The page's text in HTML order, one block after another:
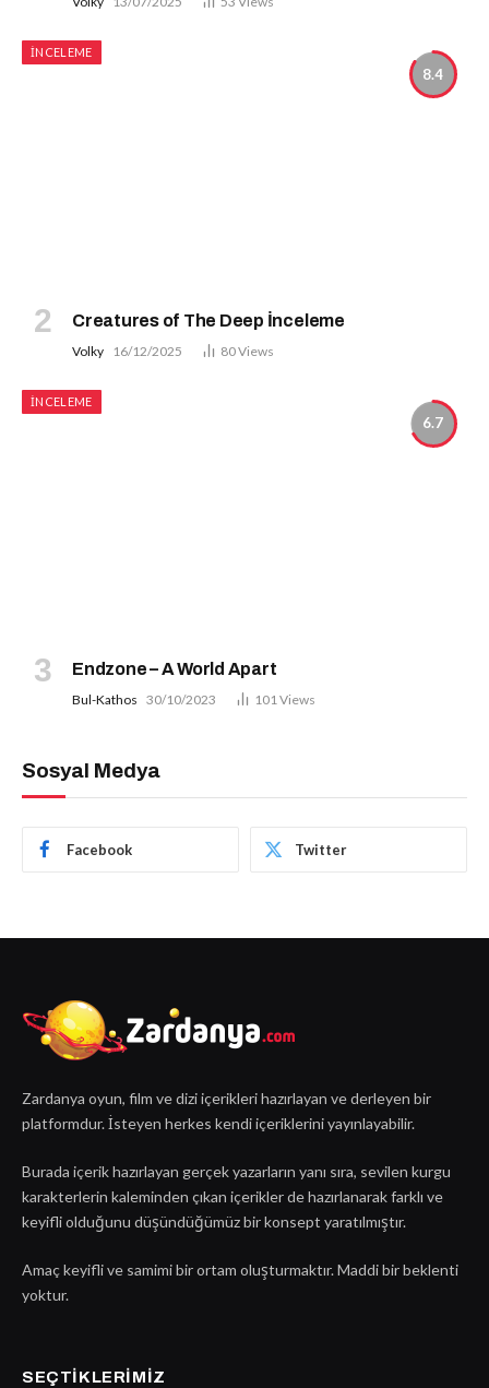
8.4
İNCELEME
Creatures of The Deep İnceleme
Volky 16/12/2025 80Views
6.7
İNCELEME
Endzone – A World Apart
Bul-Kathos 30/10/2023 101Views
Sosyal Medya
Facebook Twitter
Zardanya oyun, film ve dizi içerikleri hazırlayan ve derleyen bir
platformdur. İsteyen herkes kendi içeriklerini yayınlayabilir.
Burada içerik hazırlayan gerçek yazarların yanı sıra, sevilen kurgu
karakterlerin kaleminden çıkan içerikler de hazırlanarak farklı ve
keyifli olduğunu düşündüğümüz bir konsept yaratılmıştır.
Amaç keyifli ve samimi bir ortam oluşturmaktır. Maddi bir beklenti
yoktur.
SEÇTIKLERIMIZ